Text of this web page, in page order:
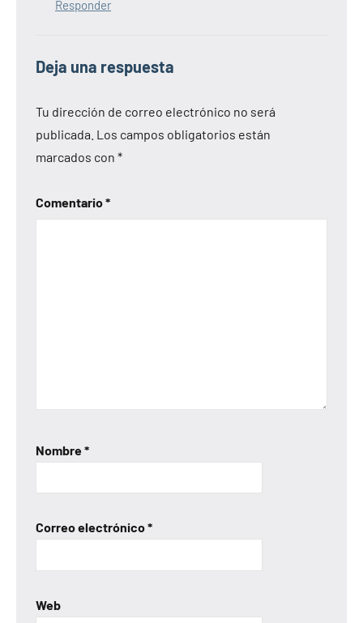
Responder
Deja una respuesta
Tu dirección de correo electrónico no será
publicada. Los campos obligatorios están
marcados con *
Comentario*
Nombre*
Correo electrónico*
Web